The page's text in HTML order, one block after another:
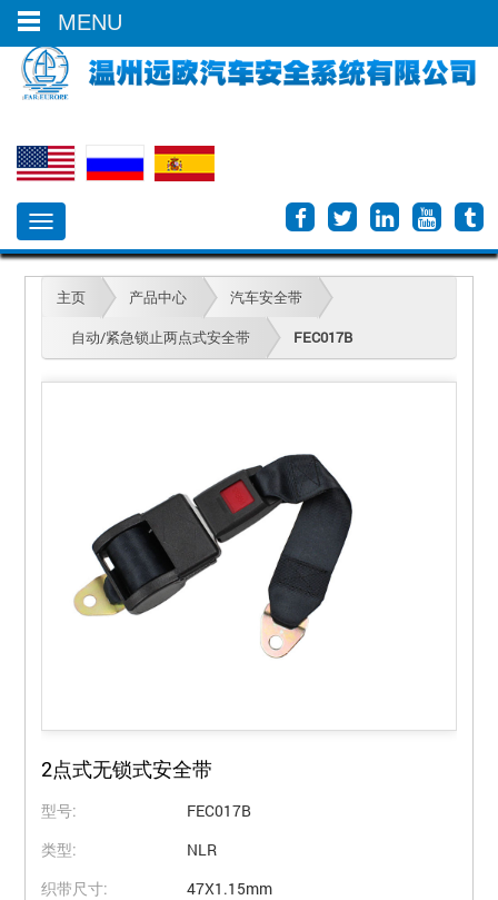
Toggle
navigation
主页 产品中心 汽车安全带
自动/紧急锁止两点式安全带 FEC017B
2点式无锁式安全带
型号:
FEC017B
类型:
NLR
织带尺寸:
47X1.15mm
MENU